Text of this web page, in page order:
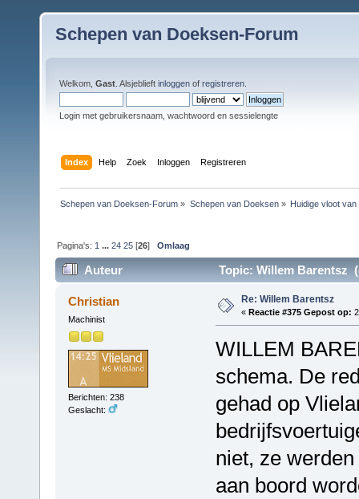
Schepen van Doeksen-Forum
Welkom, Gast . Alsjeblieft inloggen of registreren
Login met gebruikersnaam, wachtwoord en sessielengte
Index Help Zoek Inloggen Registreren
Schepen van Doeksen-Forum » Schepen van Doeksen» Huidige vloot
Pagina's: 1 ...24 25 [26]Omlaag
Auteur Topic: Willem Barentsz
Christian
Machinist
Berichten: 238
Geslacht:
Re: Willem Barentsz
« Reactie #375 Gepost op:
WILLEM
schema. De
gehad op
niet, ze
aan boord